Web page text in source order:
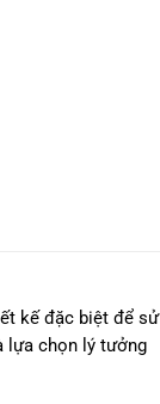
kế đặc biệt để sử
lựa chọn lý tưởng